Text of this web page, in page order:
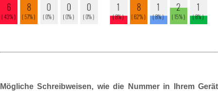
Mögliche Schreibweisen, wie die Nummer in Ihrem Gerät